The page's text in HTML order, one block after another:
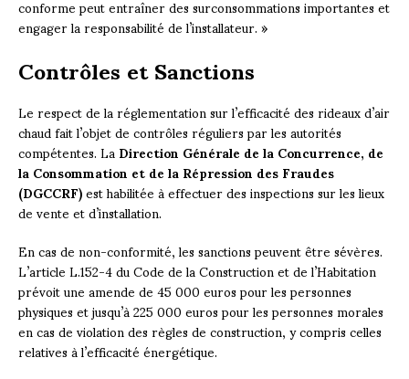
engager la responsabilité de l’installateur. »
Contrôles et Sanctions
Le respect de la réglementation sur l’efficacité des rideaux d’air
chaud fait l’objet de contrôles réguliers par les autorités
compétentes. LaDirection Générale de la Concurrence, de
la Consommation et de la Répression des Fraudes
(DGCCRF)est habilitée à effectuer des inspections sur les lieux
de vente et d’installation.
En cas de non-conformité, les sanctions peuvent être sévères.
L’article L.152-4 du Code de la Construction et de l’Habitation
prévoit une amende de 45 000 euros pour les personnes
physiques et jusqu’à 225 000 euros pour les personnes morales
en cas de violation des règles de construction, y compris celles
relatives à l’efficacité énergétique.